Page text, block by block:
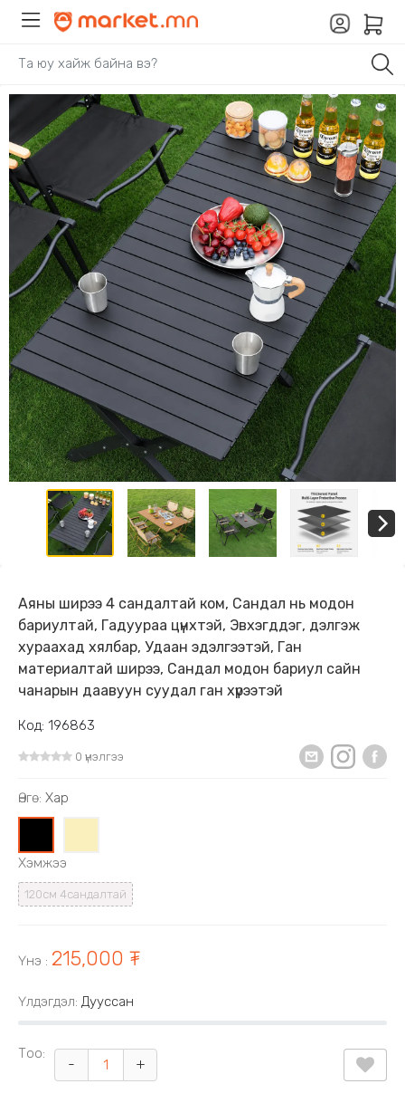
Аяны ширээ 4 сандалтай ком, Сандал нь модон
бариултай, Гадуураа цүнхтэй, Эвхэгддэг, дэлгэж
хураахад хялбар, Удаан эдэлгээтэй, Ган
материалтай ширээ, Сандал модон бариул сайн
чанарын даавуун суудал ган хүрээтэй
Код: 196863
0 үнэлгээ
Өнгө: Хар
Хэмжээ
120см 4сандалтай
Үнэ : 215,000 ₮
Үлдэгдэл: Дууссан
Тоо:
- +